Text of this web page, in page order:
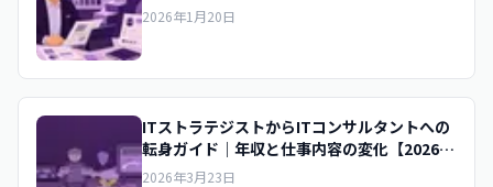
2026年1月20日
ITストラテジストからITコンサルタントへの
転身ガイド｜年収と仕事内容の変化【2026年
版】
2026年3月23日